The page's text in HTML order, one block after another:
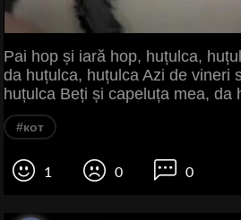
Pai hop și iară hop, huțulca,
da huțulca, huțulca Azi de vineri
huțulca Beți și capeluța mea, da
#кот
1 0 0